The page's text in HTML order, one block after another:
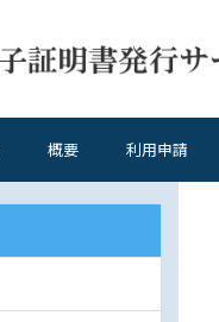
概要 利用申請